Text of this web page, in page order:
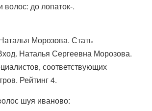
волос: до лопаток-.
Морозова. Стать
Наталья Сергеевна Морозова.
соответствующих
Рейтинг 4.
шуя иваново: